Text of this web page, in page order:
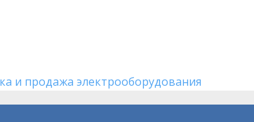
и продажа электрооборудования